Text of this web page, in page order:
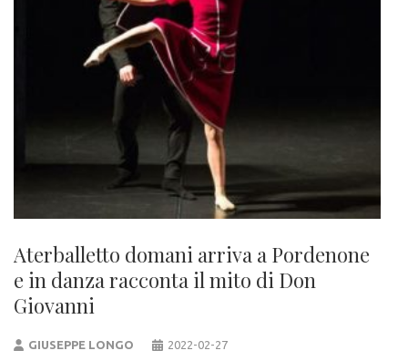
Aterballetto domani arriva a Pordenone
e in danza racconta il mito di Don
Giovanni
GIUSEPPE LONGO 2022-02-27